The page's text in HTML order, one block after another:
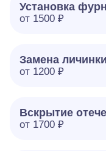
Установка
от 1500 ₽
Замена
от 1200 ₽
Вскрытие
от 1700 ₽